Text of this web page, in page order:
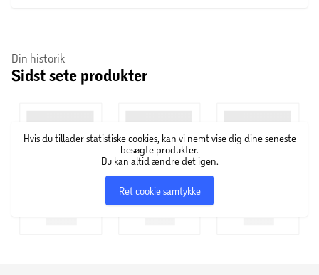
Din historik
Sidst sete produkter
Hvis du tillader statistiske cookies, kan vi nemt vise dig dine seneste
besøgte produkter.
Du kan altid ændre det igen.
Ret cookie samtykke